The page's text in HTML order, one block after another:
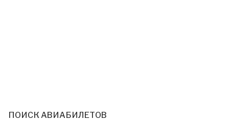
ПОИСК АВИАБИЛЕТОВ